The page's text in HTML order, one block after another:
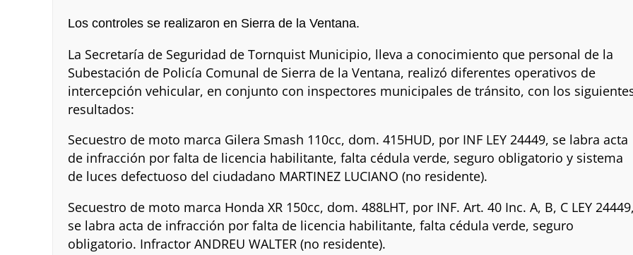
Los controles se realizaron en Sierra de la Ventana.
La Secretaría de Seguridad de Tornquist Municipio, lleva a conocimiento que personal de la
Subestación de Policía Comunal de Sierra de la Ventana, realizó diferentes operativos de
intercepción vehicular, en conjunto con inspectores municipales de tránsito, con los
resultados:
Secuestro de moto marca Gilera Smash 110cc, dom. 415HUD, por INF LEY 24449, se labra acta
de infracción por falta de licencia habilitante, falta cédula verde, seguro obligatorio y sistema
de luces defectuoso del ciudadano MARTINEZ LUCIANO (no residente).
Secuestro de moto marca Honda XR 150cc, dom. 488LHT, por INF. Art. 40 Inc. A, B, C LEY 24449,
se labra acta de infracción por falta de licencia habilitante, falta cédula verde, seguro
obligatorio. Infractor ANDREU WALTER (no residente).